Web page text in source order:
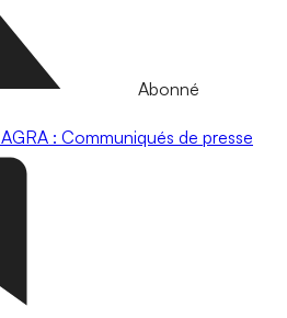
Abonné
AGRA : Communiqués de presse